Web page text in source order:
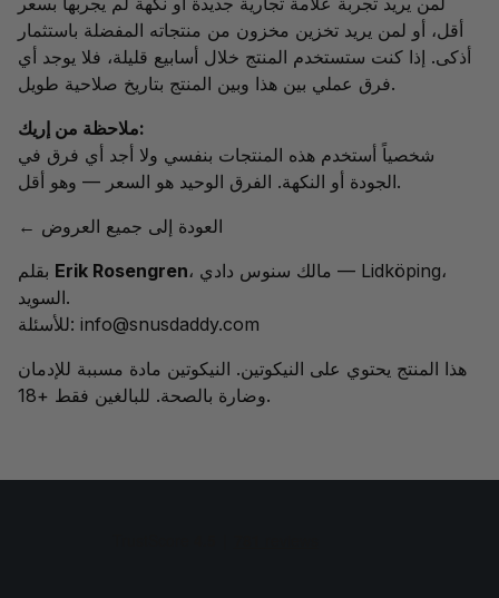
أقل، أو لمن يريد تخزين مخزون من منتجاته المفضلة باستثمار
أذكى. إذا كنت ستستخدم المنتج خلال أسابيع قليلة، فلا يوجد أي
فرق عملي بين هذا وبين المنتج بتاريخ صلاحية طويل.
ملاحظة من إريك:
شخصياً أستخدم هذه المنتجات بنفسي ولا أجد أي فرق في
الجودة أو النكهة. الفرق الوحيد هو السعر — وهو أقل.
← العودة إلى جميع العروض
Erik Rosengren، مالك سنوس دادي — Lidköping،
السويد.
للأسئلة: info@snusdaddy.com
هذا المنتج يحتوي على النيكوتين. النيكوتين مادة مسببة للإدمان
وضارة بالصحة. للبالغين فقط +18.